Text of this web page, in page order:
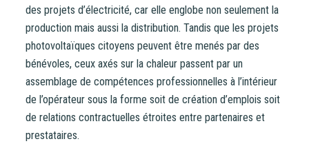
des projets d’électricité, car elle englobe non seulement la
production mais aussi la distribution. Tandis que les projets
photovoltaïques citoyens peuvent être menés par des
bénévoles, ceux axés sur la chaleur passent par un
assemblage de compétences professionnelles à l’intérieur
de l’opérateur sous la forme soit de création d’emplois soit
de relations contractuelles étroites entre partenaires et
prestataires.
NB : si vous souscrivez en tant que personne morale
(société, …), votre souscription peut être soumise à
validation par nos instances avant d’être effective.
Un problème, une question ?Consultez notre FAQou
contactez-nous.